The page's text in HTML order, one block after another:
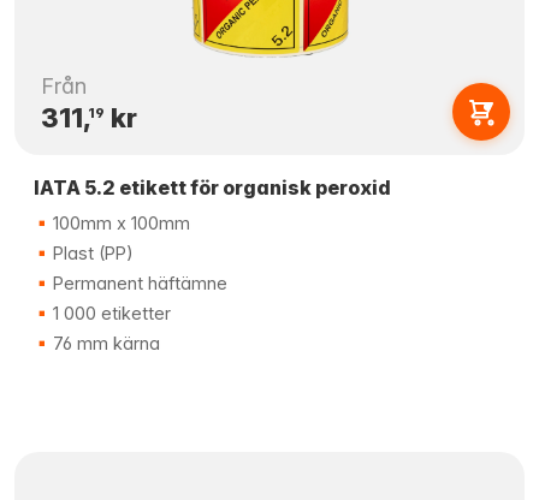
Från
311,19 kr
IATA 5.2 etikett för organisk peroxid
100mm x 100mm
Plast (PP)
Permanent häftämne
1 000 etiketter
76 mm kärna